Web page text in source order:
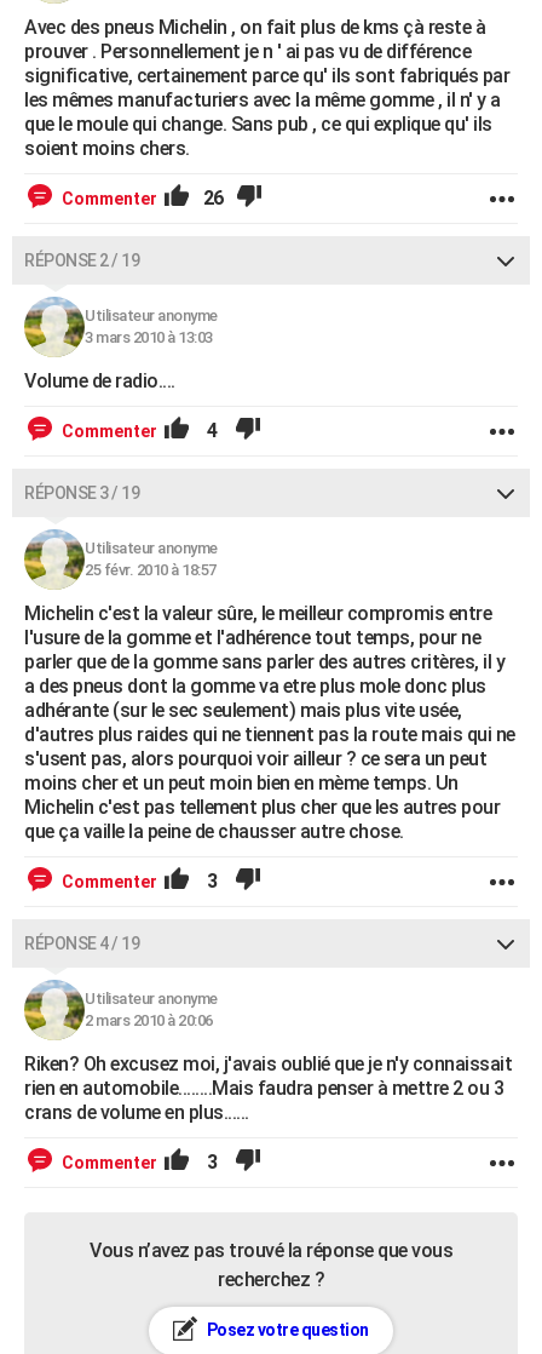
Avec des pneus Michelin , on fait plus de kms çà reste à
prouver . Personnellement je n ' ai pas vu de différence
significative, certainement parce qu' ils sont fabriqués par
les mêmes manufacturiers avec la même gomme , il n' y a
que le moule qui change. Sans pub , ce qui explique qu' ils
soient moins chers.
Commenter 26
RÉPONSE 2 / 19
Utilisateur anonyme
3 mars 2010 à 13:03
Volume de radio....
Commenter 4
RÉPONSE 3 / 19
Utilisateur anonyme
25 févr. 2010 à 18:57
Michelin c'est la valeur sûre, le meilleur compromis entre
l'usure de la gomme et l'adhérence tout temps, pour ne
parler que de la gomme sans parler des autres critères, il y
a des pneus dont la gomme va etre plus mole donc plus
adhérante (sur le sec seulement) mais plus vite usée,
d'autres plus raides qui ne tiennent pas la route mais qui ne
s'usent pas, alors pourquoi voir ailleur ? ce sera un peut
moins cher et un peut moin bien en mème temps. Un
Michelin c'est pas tellement plus cher que les autres pour
que ça vaille la peine de chausser autre chose.
Commenter 3
RÉPONSE 4 / 19
Utilisateur anonyme
2 mars 2010 à 20:06
Riken? Oh excusez moi, j'avais oublié que je n'y connaissait
rien en automobile........Mais faudra penser à mettre 2 ou 3
crans de volume en plus......
Commenter 3
Vous n’avez pas trouvé la réponse que vous
recherchez ?
Posez votre question